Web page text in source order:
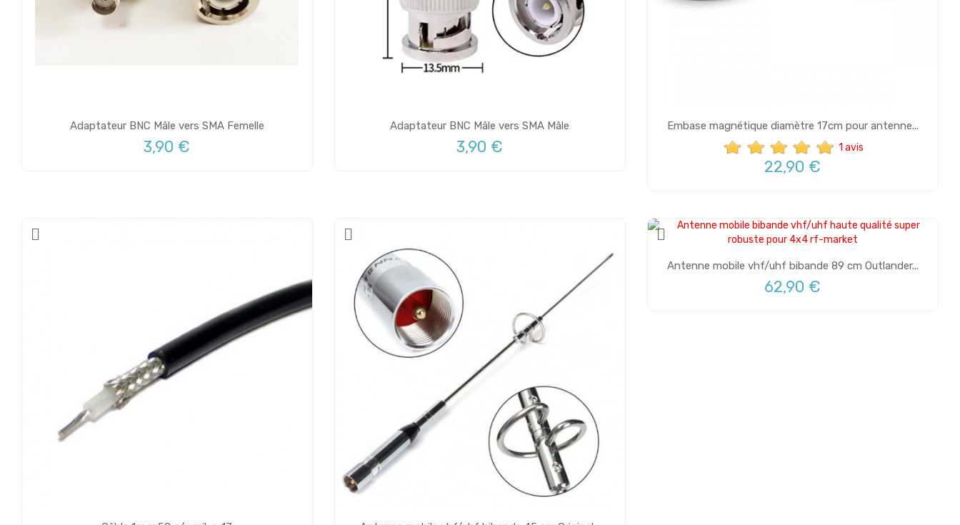
Adaptateur BNC Mâle vers SMA Femelle
3,90 €
Adaptateur BNC Mâle vers SMA Mâle
3,90 €
Embase magnétique diamètre 17cm pour antenne...
1 avis
22,90 €
Antenne mobile vhf/uhf bibande 89 cm Outlander...
62,90 €